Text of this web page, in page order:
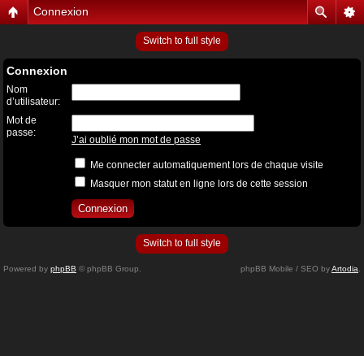
Connexion
Switch to full style
Connexion
Nom
d’utilisateur:
Mot de
passe:
J’ai oublié mon mot de passe
Me connecter automatiquement lors de chaque visite
Masquer mon statut en ligne lors de cette session
Switch to full style
Powered by phpBB © phpBB Group. phpBB Mobile / SEO byArtodia